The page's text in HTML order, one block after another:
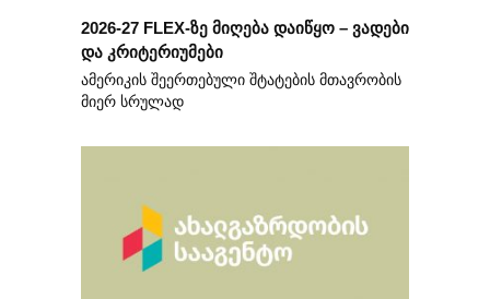
2026-27 FLEX-ზე მიღება დაიწყო – ვადები
და კრიტერიუმები
ამერიკის შეერთებული შტატების მთავრობის
მიერ სრულად